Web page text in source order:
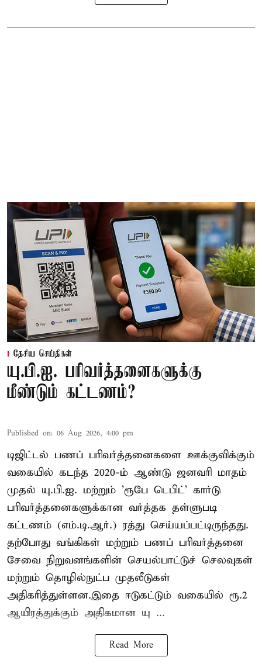
தேசிய செய்திகள்
யு.பி.ஐ. பரிவர்த்தனைகளுக்கு
மீண்டும் கட்டணம்?
Published on: 06 Aug 2026, 4:00 pm
டிஜிட்டல் பணப் பரிவர்த்தனைகளை ஊக்குவிக்கும்
வகையில் கடந்த 2020-ம் ஆண்டு ஜனவரி மாதம்
முதல் யு.பி.ஐ. மற்றும் 'ரூபே டெபிட்' கார்டு
பரிவர்த்தனைகளுக்கான வர்த்தக தள்ளுபடி
கட்டணம் (எம்.டி.ஆர்.) ரத்து செய்யப்பட்டிருந்தது.
தற்போது வங்கிகள் மற்றும் பணப் பரிவர்த்தனை
சேவை நிறுவனங்களின் செயல்பாட்டுச் செலவுகள்
மற்றும் தொழில்நுட்ப முதலீடுகள்
அதிகரித்துள்ளன.இதை ஈடுகட்டும் வகையில் ரூ.2
ஆயிரத்துக்கும் அதிகமான யு ...
Read More